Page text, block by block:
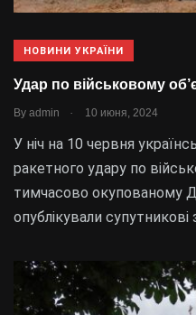
НОВИНИ УКРАЇНИ
Удар по військовому
By admin . 10 июня, 2024
У ніч на 10 червня
ракетного удару по
тимчасово окупованому
опублікували супутникові